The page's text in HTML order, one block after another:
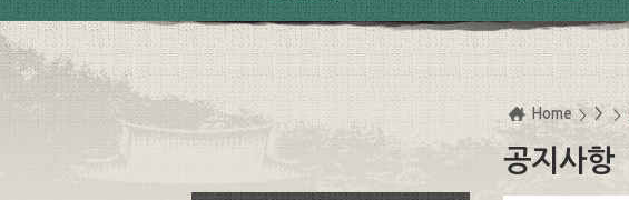
Home >
공지사항